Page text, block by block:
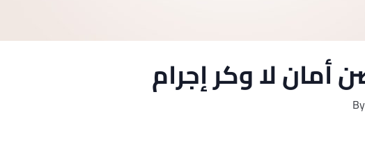
أمان لا وكر إجرام
By